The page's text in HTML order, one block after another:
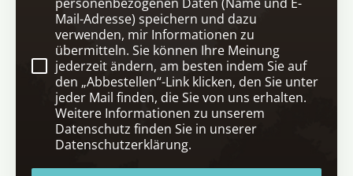
Mail-Adresse) speichern und dazu
verwenden, mir Informationen zu
übermitteln. Sie können Ihre Meinung
jederzeit ändern, am besten indem Sie auf
den „Abbestellen“-Link klicken, den Sie unter
jeder Mail finden, die Sie von uns erhalten.
Weitere Informationen zu unserem
Datenschutz finden Sie in unserer
Datenschutzerklärung.